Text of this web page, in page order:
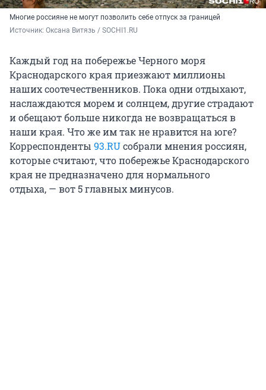
Многие россияне не могут позволить себе отпуск за границей
Источник: Оксана Витязь / SOCHI1.RU
Каждый год на побережье Черного моря
Краснодарского края приезжают миллионы
наших соотечественников. Пока одни отдыхают,
наслаждаются морем и солнцем, другие страдают
и обещают больше никогда не возвращаться в
наши края. Что же им так не нравится на юге?
Корреспонденты 93.RUсобрали мнения россиян,
которые считают, что побережье Краснодарского
края не предназначено для нормального
отдыха, — вот 5 главных минусов.